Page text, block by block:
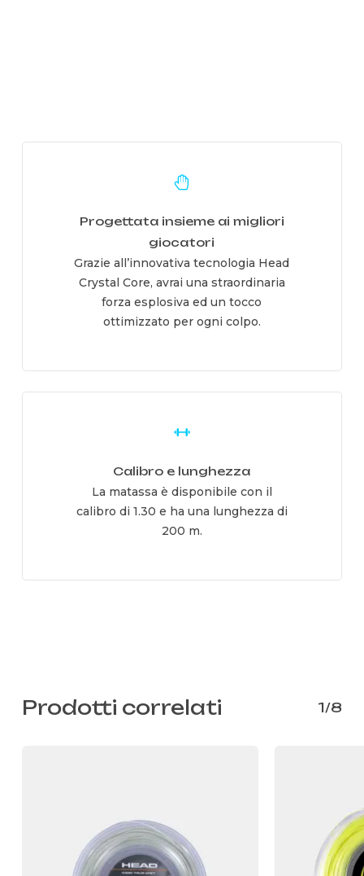
Progettata insieme ai migliori
giocatori
Grazie all’innovativa tecnologia Head
Crystal Core, avrai una straordinaria
forza esplosiva ed un tocco
ottimizzato per ogni colpo.
Calibro e lunghezza
La matassa è disponibile con il
calibro di 1.30 e ha una lunghezza di
200 m.
Prodotti correlati 1/8